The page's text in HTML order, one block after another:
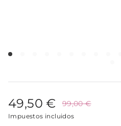
49,50 € 99,00 €
Impuestos incluidos